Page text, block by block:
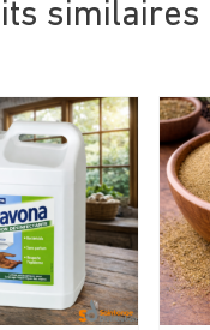
similaires